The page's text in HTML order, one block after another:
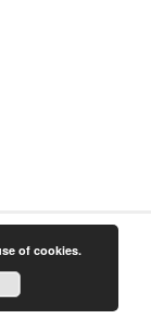
of cookies.